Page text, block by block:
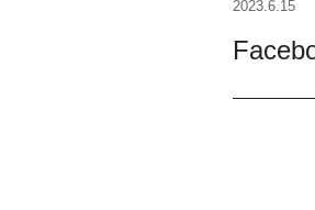
2023.6.15